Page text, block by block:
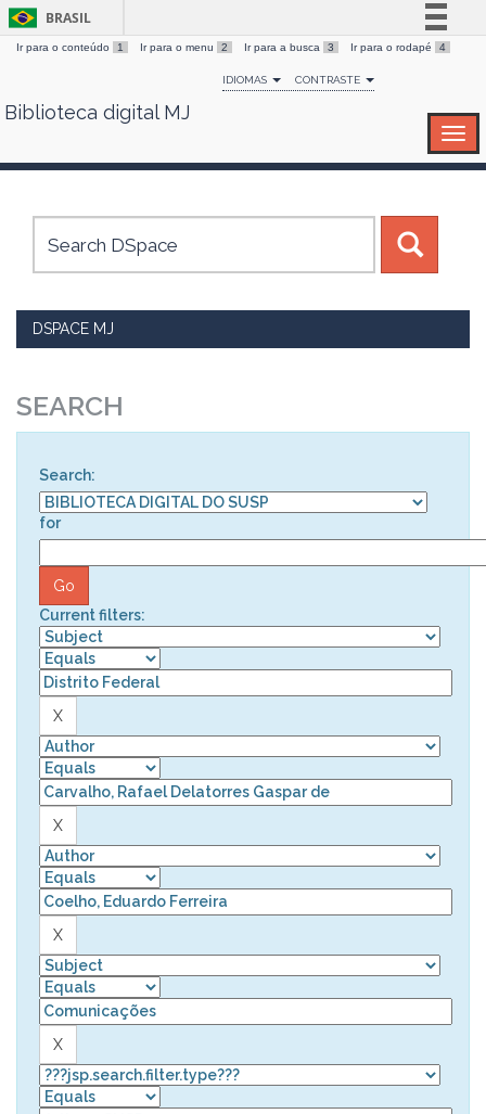
Skip
BRASIL
Simplifique!
Comunica BR
Canais
Ir para o conteúdo 1 Ir para o menu 2 Ir para a busca 3 Ir para o rodapé 4
IDIOMAS CONTRASTE
Biblioteca digital MJ
DSPACE MJ
SEARCH
Search:
for
Current filters: